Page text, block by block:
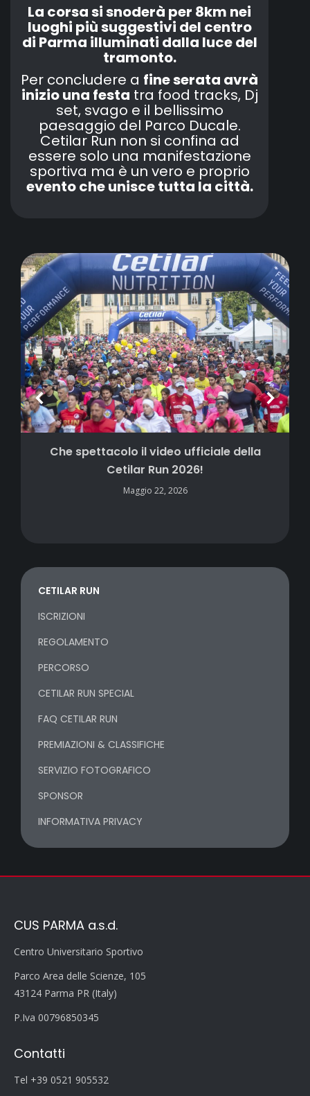
La corsa si snoderà per 8km nei
luoghi più suggestivi del centro
di Parma illuminati dalla luce del
tramonto.
Per concludere a fine serata avrà
inizio una festa tra food tracks, Dj
set, svago e il bellissimo
paesaggio del Parco Ducale.
Cetilar Run non si confina ad
essere solo una manifestazione
sportiva ma è un vero e proprio
evento che unisce tutta la città.
Che spettacolo il video ufficiale della
Cetilar Run 2026!
Maggio 22, 2026
CETILAR RUN
ISCRIZIONI
REGOLAMENTO
PERCORSO
CETILAR RUN SPECIAL
FAQ CETILAR RUN
PREMIAZIONI & CLASSIFICHE
SERVIZIO FOTOGRAFICO
SPONSOR
INFORMATIVA PRIVACY
CUS PARMA a.s.d.
Centro Universitario Sportivo
Parco Area delle Scienze, 105
43124 Parma PR (Italy)
P.Iva 00796850345
Contatti
Tel +39 0521 905532